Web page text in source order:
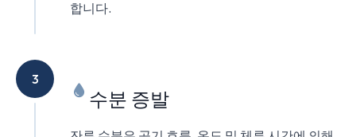
합니다.
3
수분 증발